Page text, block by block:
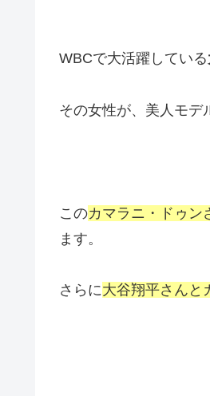
WBCで大活躍している
その女性が、美人モデ
このカマラニ・ドゥン
ます。
さらに大谷翔平さんと